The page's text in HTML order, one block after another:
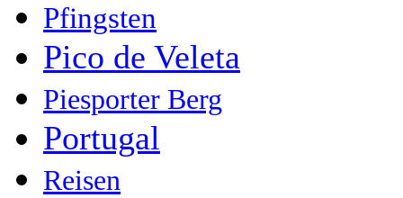
Pfingsten
Pico de Veleta
Piesporter Berg
Portugal
Reisen